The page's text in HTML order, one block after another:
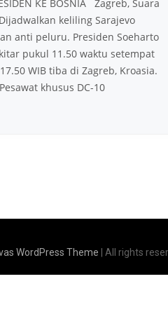
KE BOSNIA Zagreb, Suara
keliling Sarajevo
anti peluru. Presiden Soeharto
pukul 11.50 waktu setempat
WIB tiba di Zagreb, Kroasia.
Pesawat khusus DC-10
WordPress Theme | All rights